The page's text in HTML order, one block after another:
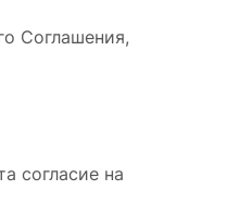
Соглашения,
согласие на